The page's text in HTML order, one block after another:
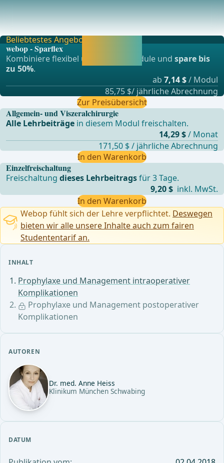
INHALT
Prophylaxe und Management intraoperativer
Komplikationen
Prophylaxe und Management postoperativer
Komplikationen
AUTOREN
Dr. med. Anne Heiss
Klinikum München Schwabing
DATUM
In Anastomoseninsuffizienz und Pankreasfistel liegt die
Hauptursache der postoperativen Morbidität
Einzelfreischaltung
Freischaltungdieses Lehrbeitragsfür 3 Tage.
9,20 $ inkl. MwSt.
In den Warenkorb
Beliebtestes Angebot
webop - Sparflex
Kombiniere flexibel unsere Lernmodule undspare bis
zu 50%.
ab 7,14 $/ Modul
85,75 $/ jährliche Abrechnung
Zur Preisübersicht
Allgemein- und Viszeralchirurgie
Alle Lehrbeiträge in diesem Modul freischalten.
14,29 $/ Monat
171,50 $ / jährliche Abrechnung
In den Warenkorb
Webop fühlt sich der Lehre verpflichtet. Deswegen
bieten wir alle unsere Inhalte auch zum fairen
Studententarif an.